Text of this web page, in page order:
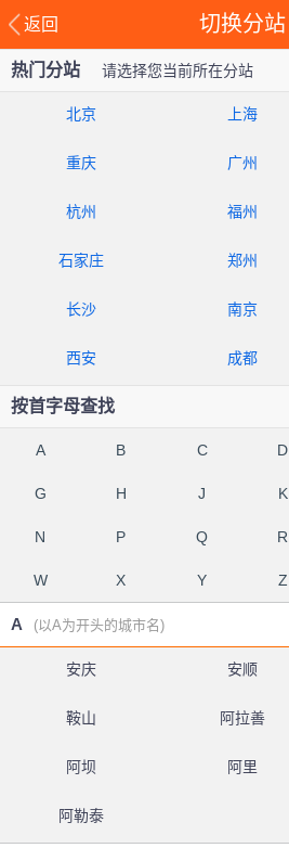
返回 切换分站
热门分站 请选择您当前所在分站
北京 上海
重庆 广州
杭州 福州
石家庄 郑州
长沙 南京
西安 成都
按首字母查找
A B C D
G H J K
N P Q R
W X Y Z
A (以A为开头的城市名)
安庆 安顺
鞍山 阿拉善
阿坝 阿里
阿勒泰